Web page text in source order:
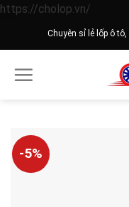
https://cholop.vn/
to
Chuyên sỉ lẻ lốp ô
-5%